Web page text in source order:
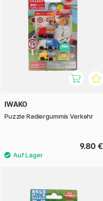
IWAKO
Puzzle Radiergummis Verkehr
9.80 €